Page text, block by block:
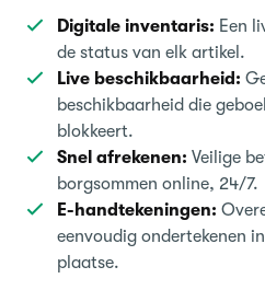
Digitale inventaris: Een
de status van elk artikel.
Live beschikbaarheid:
beschikbaarheid die
blokkeert.
Snel afrekenen: Veilige
borgsommen online, 24/7.
E-handtekeningen:
eenvoudig ondertekenen
plaatse.